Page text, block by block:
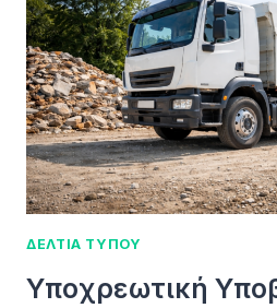
ΤΗ
ΣΤΑ
ΚΑΙ
ΔΕΛΤΙΑ ΤΥΠΟΥ
Υποχρεωτική